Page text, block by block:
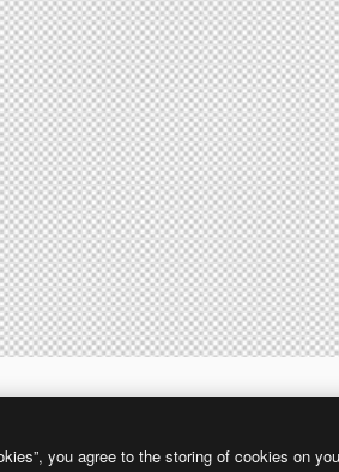
you agree to the storing of cookies on